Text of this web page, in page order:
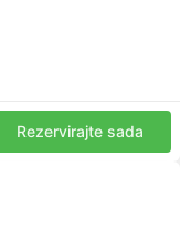
Rezervirajte sada